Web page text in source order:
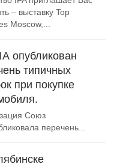
– выставку Top
Moscow,...
опубликован
типичных
при покупке
Союз
перечень...